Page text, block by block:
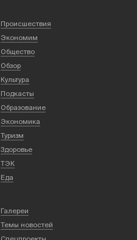
Происшествия
Экономим
Общество
Обзор
Культура
Подкасты
Образование
Экономика
Туризм
Здоровье
ТЭК
Еда
Галереи
Темы новостей
Спецпроекты